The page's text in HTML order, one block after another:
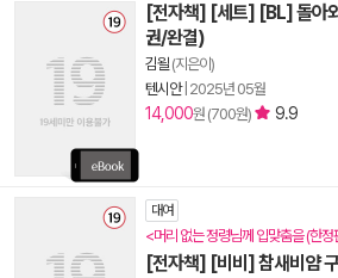
[전자책] [세트] [BL] 돌아
권/완결)
김욀 (지은이)
텐시안| 2025년 05월
14,000원 (700원) 9.9
대여
<머리 없는 정령님께 입맞춤을 (한
[전자책] [비비] 참새비얌